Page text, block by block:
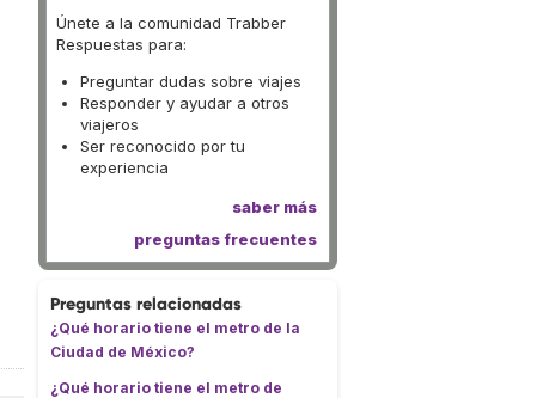
Únete a la comunidad Trabber
Respuestas para:
Preguntar dudas sobre viajes
Responder y ayudar a otros
viajeros
Ser reconocido por tu
experiencia
saber más
preguntas frecuentes
Preguntas relacionadas
¿Qué horario tiene el metro de la
Ciudad de México?
¿Qué horario tiene el metro de